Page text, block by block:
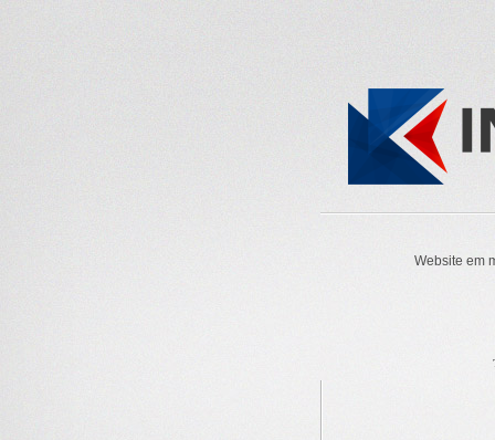
Website em